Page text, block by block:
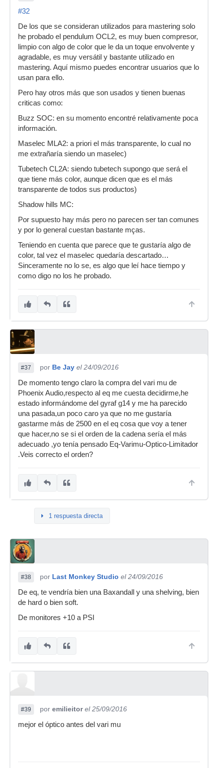
#32
De los que se consideran utilizados para mastering solo
he probado el pendulum OCL2, es muy buen compresor,
limpio con algo de color que le da un toque envolvente y
agradable, es muy versátil y bastante utilizado en
mastering. Aquí mismo puedes encontrar usuarios que lo
usan para ello.
Pero hay otros más que son usados y tienen buenas
criticas como:
Buzz SOC: en su momento encontré relativamente poca
información.
Maselec MLA2: a priori el más transparente, lo cual no
me extrañaría siendo un maselec)
Tubetech CL2A: siendo tubetech supongo que será el
que tiene más color, aunque dicen que es el más
transparente de todos sus productos)
Shadow hills MC:
Por supuesto hay más pero no parecen ser tan comunes
y por lo general cuestan bastante mças.
Teniendo en cuenta que parece que te gustaría algo de
color, tal vez el maselec quedaría descartado…
Sinceramente no lo se, es algo que leí hace tiempo y
como digo no los he probado.
#37 por Be Jay el 24/09/2016
De momento tengo claro la compra del vari mu de
Phoenix Audio,respecto al eq me cuesta decidirme,he
estado informándome del gyraf g14 y me ha parecido
una pasada,un poco caro ya que no me gustaría
gastarme más de 2500 en el eq cosa que voy a tener
que hacer,no se si el orden de la cadena sería el más
adecuado ,yo tenía pensado Eq-Varimu-Optico-Limitador
.Veis correcto el orden?
1 respuesta directa
#38 por Last Monkey Studio el 24/09/2016
De eq, te vendría bien una Baxandall y una shelving, bien
de hard o bien soft.
De monitores +10 a PSI
#39 por emilieitor el 25/09/2016
mejor el óptico antes del vari mu